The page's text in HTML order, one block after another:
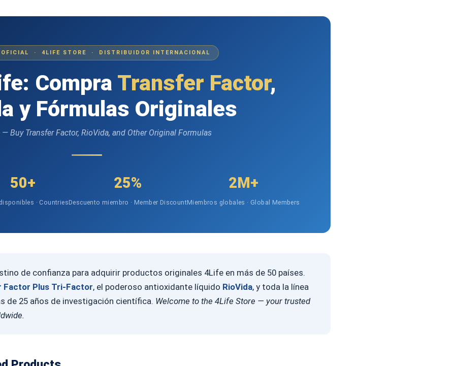
· 4LIFE STORE · DISTRIBUIDOR INTERNACIONAL
Compra Transfer Factor,
y Fórmulas Originales
Buy Transfer Factor, RioVida, and Other Original Formulas
50+
· Countries
25%
Descuento miembro · Member Discount
2M+
Miembros globales · Global Members
de confianza para adquirir productos originales 4Life en más de 50 países.
Factor Plus Tri-Factor, el poderoso antioxidante líquido RioVida, y toda la línea
de 25 años de investigación científica. Welcome to the 4Life Store — your trusted